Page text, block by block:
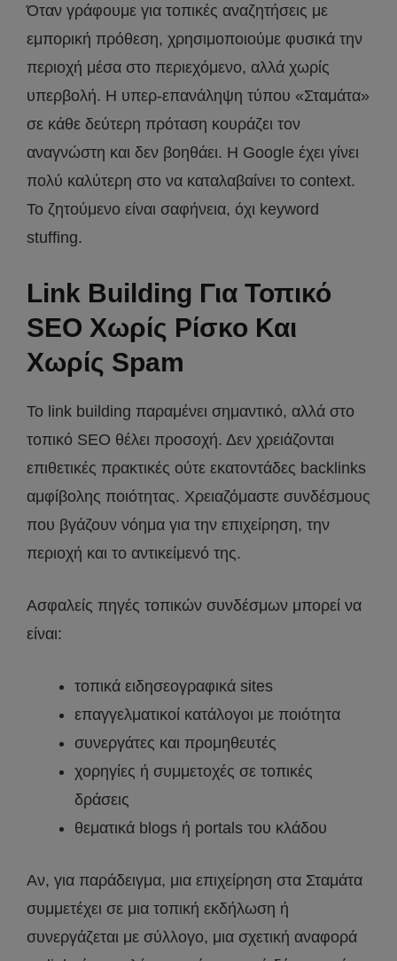
Όταν γράφουμε για τοπικές αναζητήσεις με
εμπορική πρόθεση, χρησιμοποιούμε φυσικά την
περιοχή μέσα στο περιεχόμενο, αλλά χωρίς
υπερβολή. Η υπερ-επανάληψη τύπου «Σταμάτα»
σε κάθε δεύτερη πρόταση κουράζει τον
αναγνώστη και δεν βοηθάει. Η Google έχει γίνει
πολύ καλύτερη στο να καταλαβαίνει το context.
Το ζητούμενο είναι σαφήνεια, όχι keyword
stuffing.
Link Building Για Τοπικό
SEO Χωρίς Ρίσκο Και
Χωρίς Spam
Το link building παραμένει σημαντικό, αλλά στο
τοπικό SEO θέλει προσοχή. Δεν χρειάζονται
επιθετικές πρακτικές ούτε εκατοντάδες backlinks
αμφίβολης ποιότητας. Χρειαζόμαστε συνδέσμους
που βγάζουν νόημα για την επιχείρηση, την
περιοχή και το αντικείμενό της.
Ασφαλείς πηγές τοπικών συνδέσμων μπορεί να
είναι:
τοπικά ειδησεογραφικά sites
επαγγελματικοί κατάλογοι με ποιότητα
συνεργάτες και προμηθευτές
χορηγίες ή συμμετοχές σε τοπικές
δράσεις
θεματικά blogs ή portals του κλάδου
Αν, για παράδειγμα, μια επιχείρηση στα Σταμάτα
συμμετέχει σε μια τοπική εκδήλωση ή
συνεργάζεται με σύλλογο, μια σχετική αναφορά